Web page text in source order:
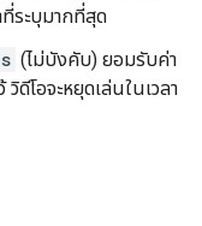
ระบุมากที่สุด
(ไม่บังคับ) ยอมรับค่า
ดีโอจะหยุดเล่นในเวลา